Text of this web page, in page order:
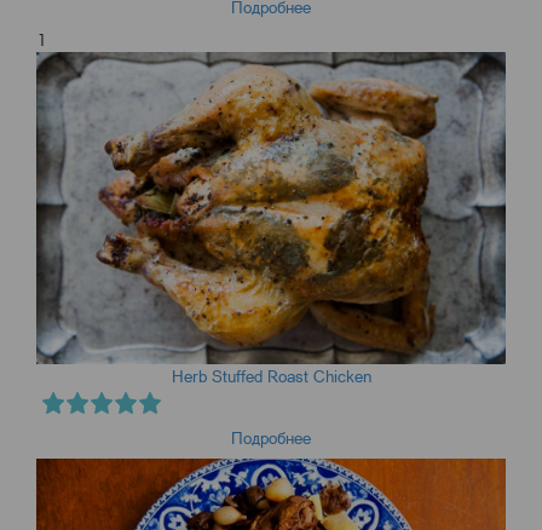
Подробнее
1
Herb Stuffed Roast Chicken
Подробнее